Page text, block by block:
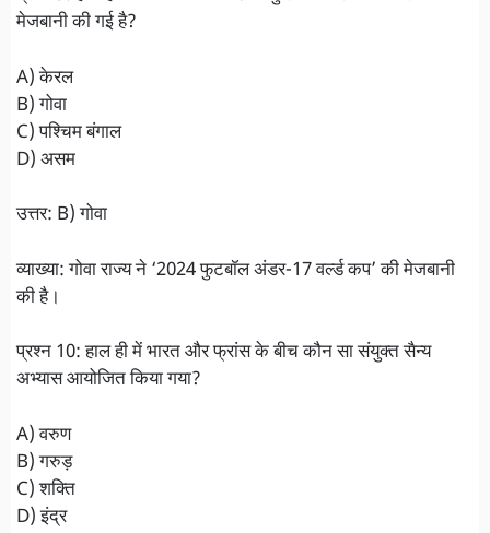
मेजबानी की गई है?
A) केरल
B) गोवा
C) पश्चिम बंगाल
D) असम
उत्तर: B) गोवा
व्याख्या: गोवा राज्य ने ‘2024 फुटबॉल अंडर-17 वर्ल्ड कप’ की मेजबानी
की है।
प्रश्न 10: हाल ही में भारत और फ्रांस के बीच कौन सा संयुक्त सैन्य
अभ्यास आयोजित किया गया?
A) वरुण
B) गरुड़
C) शक्ति
D) इंद्र